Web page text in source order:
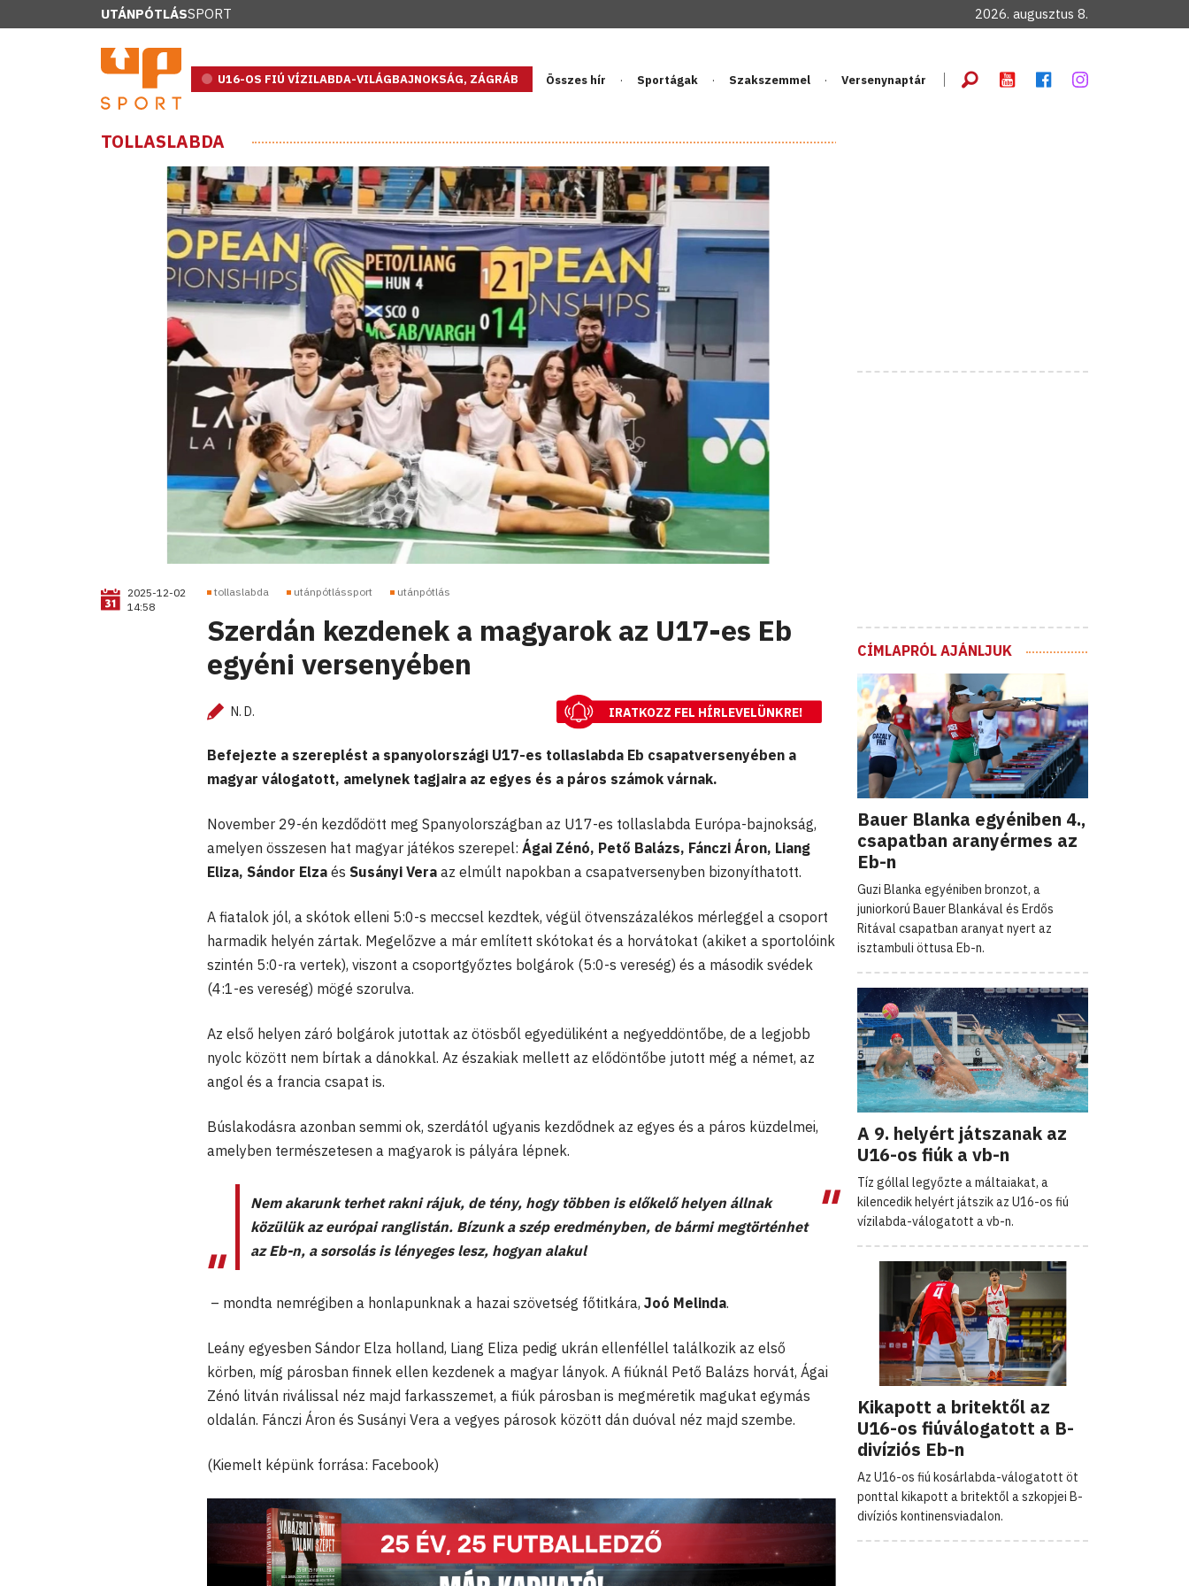
UTÁNPÓTLÁSSPORT 2026. augusztus 8.
U16-OS FIÚ VÍZILABDA-VILÁGBAJNOKSÁG, ZÁGRÁB Összes hír Sportágak Szakszemmel Versenynaptár
TOLLASLABDA
2025-12-02
14:58
tollaslabda utánpótlássport utánpótlás
Szerdán kezdenek a magyarok az U17-es Eb
egyéni versenyében
N. D. IRATKOZZ FEL HÍRLEVELÜNKRE!
Befejezte a szereplést a spanyolországi U17-es tollaslabda Eb csapatversenyében a
magyar válogatott, amelynek tagjaira az egyes és a páros számok várnak.
November 29-én kezdődött meg Spanyolországban az U17-es tollaslabda Európa-bajnokság,
amelyen összesen hat magyar játékos szerepel: Ágai Zénó, Pető Balázs, Fánczi Áron, Liang
Eliza, Sándor Elza és Susányi Vera az elmúlt napokban a csapatversenyben bizonyíthatott.
A fiatalok jól, a skótok elleni 5:0-s meccsel kezdtek, végül ötvenszázalékos mérleggel a csoport
harmadik helyén zártak. Megelőzve a már említett skótokat és a horvátokat (akiket a sportolóink
szintén 5:0-ra vertek), viszont a csoportgyőztes bolgárok (5:0-s vereség) és a második svédek
(4:1-es vereség) mögé szorulva.
Az első helyen záró bolgárok jutottak az ötösből egyedüliként a negyeddöntőbe, de a legjobb
nyolc között nem bírtak a dánokkal. Az északiak mellett az elődöntőbe jutott még a német, az
angol és a francia csapat is.
Búslakodásra azonban semmi ok, szerdától ugyanis kezdődnek az egyes és a páros küzdelmei,
amelyben természetesen a magyarok is pályára lépnek.
Nem akarunk terhet rakni rájuk, de tény, hogy többen is előkelő helyen állnak
közülük az európai ranglistán. Bízunk a szép eredményben, de bármi megtörténhet
az Eb-n, a sorsolás is lényeges lesz, hogyan alakul
– mondta nemrégiben a honlapunknak a hazai szövetség főtitkára, Joó Melinda.
Leány egyesben Sándor Elza holland, Liang Eliza pedig ukrán ellenféllel találkozik az első
körben, míg párosban finnek ellen kezdenek a magyar lányok. A fiúknál Pető Balázs horvát, Ágai
Zénó litván riválissal néz majd farkasszemet, a fiúk párosban is megméretik magukat egymás
oldalán. Fánczi Áron és Susányi Vera a vegyes párosok között dán duóval néz majd szembe.
(Kiemelt képünk forrása: Facebook)
CÍMLAPRÓL AJÁNLJUK
Bauer Blanka egyéniben 4.,
csapatban aranyérmes az
Eb-n
Guzi Blanka egyéniben bronzot, a
juniorkorú Bauer Blankával és Erdős
Ritával csapatban aranyat nyert az
isztambuli öttusa Eb-n.
A 9. helyért játszanak az
U16-os fiúk a vb-n
Tíz góllal legyőzte a máltaiakat, a
kilencedik helyért játszik az U16-os fiú
vízilabda-válogatott a vb-n.
Kikapott a britektől az
U16-os fiúválogatott a B-
divíziós Eb-n
Az U16-os fiú kosárlabda-válogatott öt
ponttal kikapott a britektől a szkopjei B-
divíziós kontinensviadalon.